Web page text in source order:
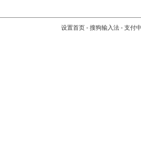
设置首页 - 搜狗输入法 - 支付